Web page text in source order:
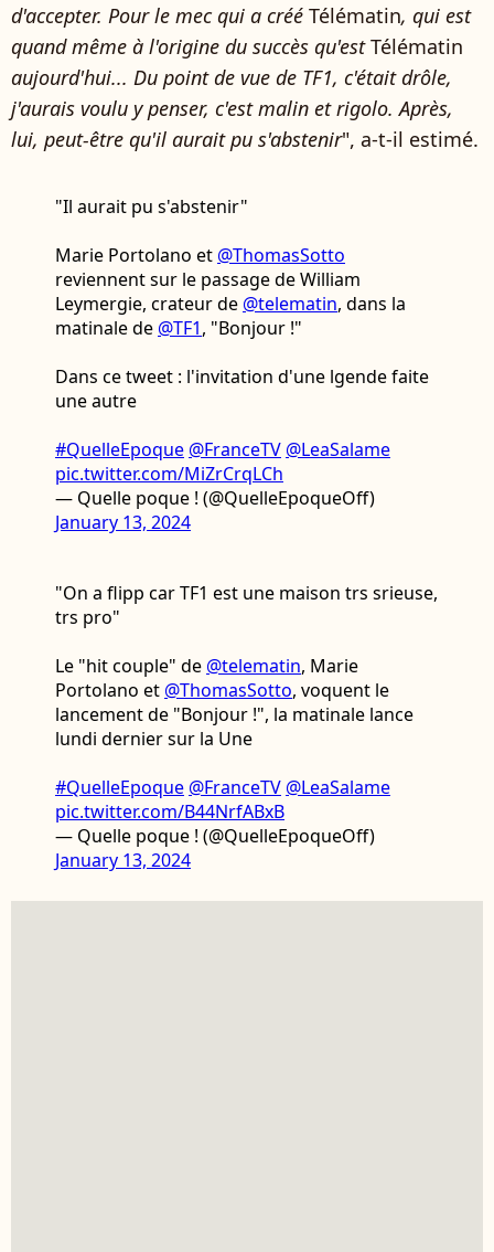
d'accepter. Pour le mec qui a créé Télématin, qui est
quand même à l'origine du succès qu'estTélématin
aujourd'hui... Du point de vue de TF1, c'était drôle,
j'aurais voulu y penser, c'est malin et rigolo. Après,
lui, peut-être qu'il aurait pu s'abstenir", a-t-il estimé.
"Il aurait pu s'abstenir"
Marie Portolano et @ThomasSotto
reviennent sur le passage de William
Leymergie, crateur de @telematin, dans la
matinale de @TF1, "Bonjour !"
Dans ce tweet : l'invitation d'une lgende faite
une autre
#QuelleEpoque @FranceTV @LeaSalame
pic.twitter.com/MiZrCrqLCh
— Quelle poque ! (@QuelleEpoqueOff)
January 13, 2024
"On a flipp car TF1 est une maison trs srieuse,
trs pro"
Le "hit couple" de @telematin, Marie
Portolano et @ThomasSotto, voquent le
lancement de "Bonjour !", la matinale lance
lundi dernier sur la Une
#QuelleEpoque @FranceTV @LeaSalame
pic.twitter.com/B44NrfABxB
— Quelle poque ! (@QuelleEpoqueOff)
January 13, 2024